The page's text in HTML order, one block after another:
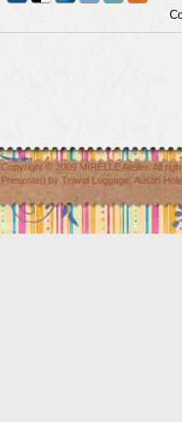
Copyright © 2009 MIRELLE Atelier. All
Presented by Travel Luggage Austin